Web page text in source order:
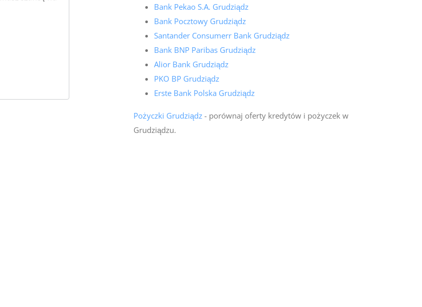
Bank Pekao S.A. Grudziądz
Bank Pocztowy Grudziądz
Santander Consumerr Bank Grudziądz
Bank BNP Paribas Grudziądz
Alior Bank Grudziądz
PKO BP Grudziądz
Erste Bank Polska Grudziądz
Pożyczki Grudziądz- porównaj oferty kredytów i pożyczek w
Grudziądzu.